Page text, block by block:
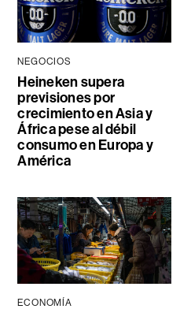
NEGOCIOS
Heineken supera
previsiones por
crecimiento en Asia y
África pese al débil
consumo en Europa y
América
ECONOMÍA